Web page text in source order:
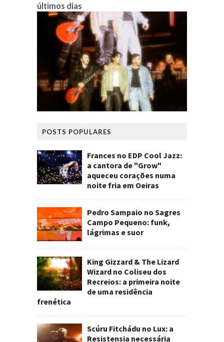
últimos dias
POSTS POPULARES
Frances no EDP Cool Jazz:
a cantora de "Grow"
aqueceu corações numa
noite fria em Oeiras
Pedro Sampaio no Sagres
Campo Pequeno: funk,
lágrimas e suor
King Gizzard & The Lizard
Wizard no Coliseu dos
Recreios: a primeira noite
de uma residência
frenética
Scúru Fitchádu no Lux: a
Resistensia necessária